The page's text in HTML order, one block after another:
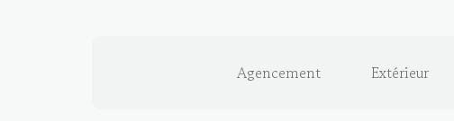
Agencement Extérieur